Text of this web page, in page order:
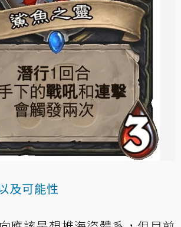
及可能性